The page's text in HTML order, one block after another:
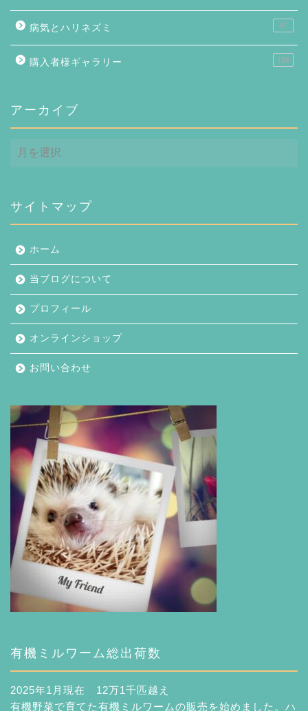
病気とハリネズミ 87
購入者様ギャラリー 158
アーカイブ
ー
ブ
サイトマップ
ホーム
当ブログについて
プロフィール
オンラインショップ
お問い合わせ
有機ミルワーム総出荷数
2025年1月現在 12万1千匹越え
有機野菜で育てた有機ミルワームの販売を始めました。ハ